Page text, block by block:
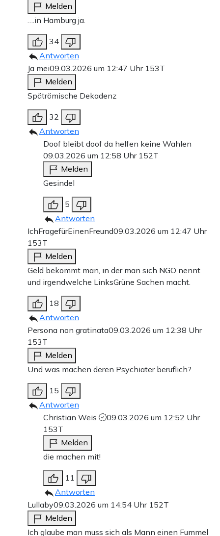
Melden
….in Hamburg ja.
34
Antworten
Ja mei09.03.2026 um 12:47 Uhr 153T
Melden
Spätrömische Dekadenz
32
Antworten
Doof bleibt doof da helfen keine Wahlen
09.03.2026 um 12:58 Uhr 152T
Melden
Gesindel
5
Antworten
IchFragefürEinenFreund09.03.2026 um 12:47 Uhr
153T
Melden
Geld bekommt man, in der man sich NGO nennt
und irgendwelche LinksGrüne Sachen macht.
18
Antworten
Persona non gratinata09.03.2026 um 12:38 Uhr
153T
Melden
Und was machen deren Psychiater beruflich?
15
Antworten
Christian Weis
09.03.2026 um 12:52 Uhr
153T
Melden
die machen mit!
11
Antworten
Lullaby09.03.2026 um 14:54 Uhr 152T
Melden
Ich glaube man muss sich als Mann einen Fummel